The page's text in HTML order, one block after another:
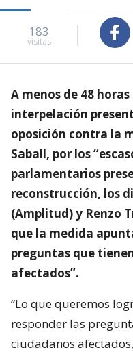
183
visitas
A menos de 48
interpelación
oposición contra la
Saball, por los
parlamentarios
reconstrucción, los
(Amplitud) y Renzo
que la medida
preguntas que
afectados”.
“Lo que queremos
responder las
ciudadanos